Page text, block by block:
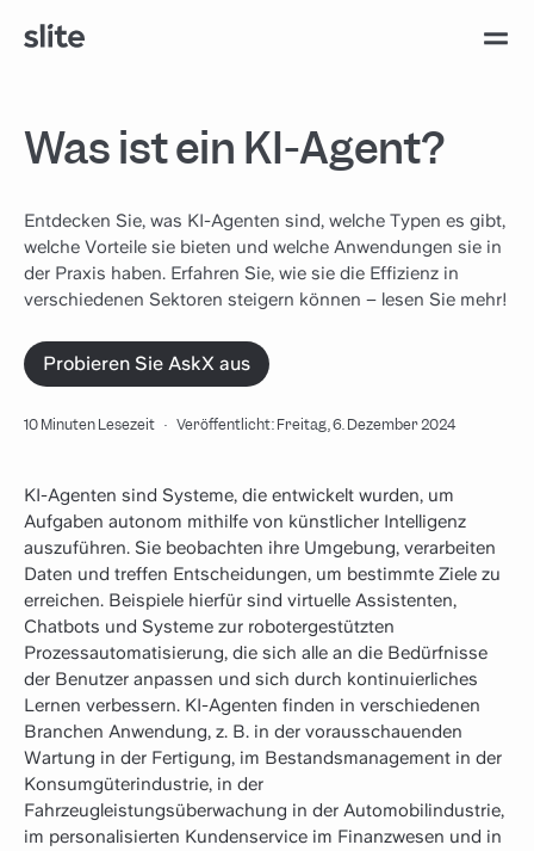
Was ist ein KI-Agent?
Entdecken Sie, was KI-Agenten sind, welche Typen es gibt,
welche Vorteile sie bieten und welche Anwendungen sie in
der Praxis haben. Erfahren Sie, wie sie die Effizienz in
verschiedenen Sektoren steigern können – lesen Sie mehr!
Probieren Sie AskX aus
10 Minuten Lesezeit · Veröffentlicht: Freitag, 6. Dezember 2024
KI-Agenten sind Systeme, die entwickelt wurden, um
Aufgaben autonom mithilfe von künstlicher Intelligenz
auszuführen. Sie beobachten ihre Umgebung, verarbeiten
Daten und treffen Entscheidungen, um bestimmte Ziele zu
erreichen. Beispiele hierfür sind virtuelle Assistenten,
Chatbots und Systeme zur robotergestützten
Prozessautomatisierung, die sich alle an die Bedürfnisse
der Benutzer anpassen und sich durch kontinuierliches
Lernen verbessern. KI-Agenten finden in verschiedenen
Branchen Anwendung, z. B. in der vorausschauenden
Wartung in der Fertigung, im Bestandsmanagement in der
Konsumgüterindustrie, in der
Fahrzeugleistungsüberwachung in der Automobilindustrie,
im personalisierten Kundenservice im Finanzwesen und in